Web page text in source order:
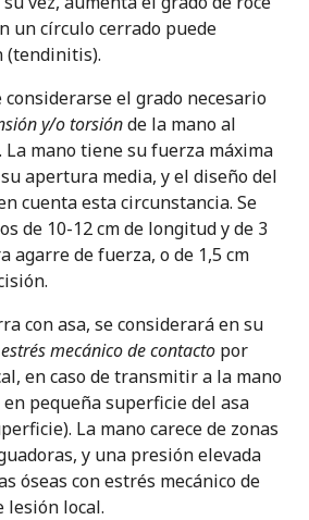
un círculo cerrado puede
(tendinitis).
considerarse el grado necesario
y/o torsiónde la mano al
mano tiene su fuerza máxima
apertura media, y el diseño del
cuenta esta circunstancia. Se
de 10-12 cm de longitud y de 3
agarre de fuerza, o de 1,5 cm
con asa, se considerará en su
estrés mecánico de contacto por
en caso de transmitir a la mano
pequeña superficie del asa
La mano carece de zonas
y una presión elevada
óseas con estrés mecánico de
lesión local.